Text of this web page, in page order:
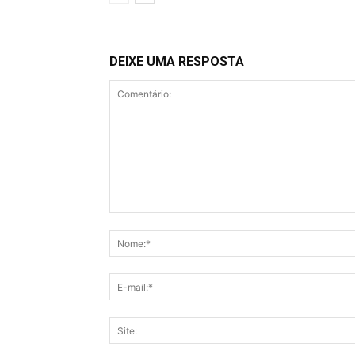
DEIXE UMA RESPOSTA